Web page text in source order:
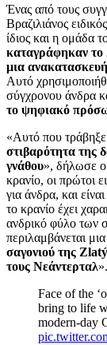
Ένας από τους
Βραζιλιάνος
ίδιος και η ομάδα
καταγράφηκαν το
μια
Αυτό
σύγχρονου άνδρα
το ψηφιακό
«Αυτό που
στιβαρότητα της
γνάθου», δήλωσε ο
κρανίο, οι πρώτοι
για άνδρα, και
το κρανίο έχει
ανδρικό φύλο των
περιλαμβάνεται
σαγονιού της
τους Νεάντερταλ».
Face of the
bring to life
modern-day